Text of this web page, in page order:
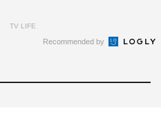
TV LIFE
Recommended by